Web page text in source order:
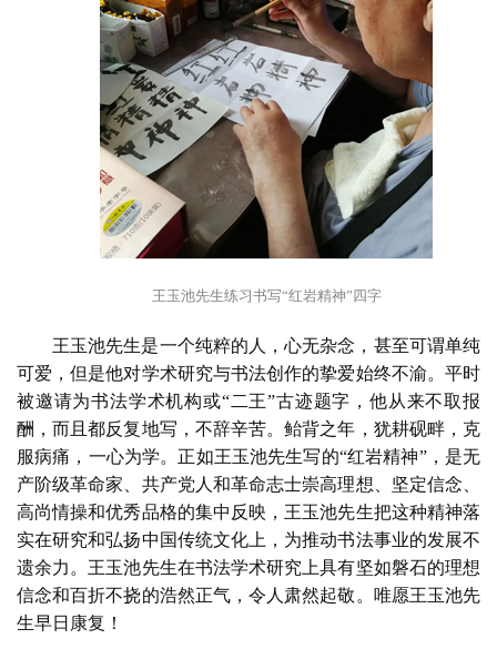
美
术
图
库
容
易
寫
錯
王玉池先生练习书写“红岩精神”四字
王玉池先生是一个纯粹的人，心无杂念，甚至可谓单纯
可爱，但是他对学术研究与书法创作的挚爱始终不渝。平时
被邀请为书法学术机构或“二王”古迹题字，他从来不取报
酬，而且都反复地写，不辞辛苦。鲐背之年，犹耕砚畔，克
服病痛，一心为学。正如王玉池先生写的“红岩精神”，是无
产阶级革命家、共产党人和革命志士崇高理想、坚定信念、
高尚情操和优秀品格的集中反映，王玉池先生把这种精神落
实在研究和弘扬中国传统文化上，为推动书法事业的发展不
遗余力。王玉池先生在书法学术研究上具有坚如磐石的理想
信念和百折不挠的浩然正气，令人肃然起敬。唯愿王玉池先
生早日康复！